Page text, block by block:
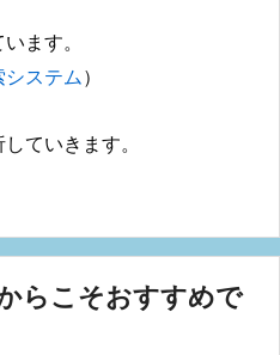
ます。
ステム ）
ていきます。
らこそおすすめで